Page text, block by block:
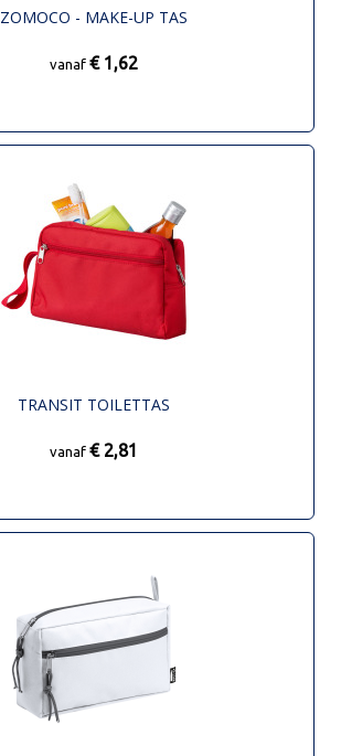
ZOMOCO - MAKE-UP TAS
vanaf € 1,62
TRANSIT TOILETTAS
vanaf € 2,81